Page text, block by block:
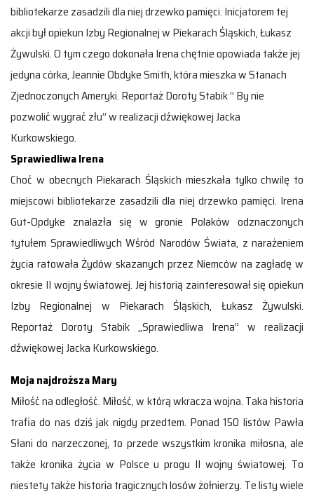
bibliotekarze zasadzili dla niej drzewko pamięci. Inicjatorem tej
akcji był opiekun Izby Regionalnej w Piekarach Śląskich, Łukasz
Żywulski. O tym czego dokonała Irena chętnie opowiada także jej
jedyna córka, Jeannie Obdyke Smith, która mieszka w Stanach
Zjednoczonych Ameryki. Reportaż Doroty Stabik ” By nie
pozwolić wygrać złu” w realizacji dźwiękowej Jacka
Kurkowskiego.
Sprawiedliwa Irena
Choć w obecnych Piekarach Śląskich mieszkała tylko chwilę to
miejscowi bibliotekarze zasadzili dla niej drzewko pamięci. Irena
Gut-Opdyke znalazła się w gronie Polaków odznaczonych
tytułem Sprawiedliwych Wśród Narodów Świata, z narażeniem
życia ratowała Żydów skazanych przez Niemców na zagładę w
okresie II wojny światowej. Jej historią zainteresował się opiekun
Izby Regionalnej w Piekarach Śląskich, Łukasz Żywulski.
Reportaż Doroty Stabik „Sprawiedliwa Irena” w realizacji
dźwiękowej Jacka Kurkowskiego.
Moja najdroższa Mary
Miłość na odległość. Miłość, w którą wkracza wojna. Taka historia
trafia do nas dziś jak nigdy przedtem. Ponad 150 listów Pawła
Słani do narzeczonej, to przede wszystkim kronika miłosna, ale
także kronika życia w Polsce u progu II wojny światowej. To
niestety także historia tragicznych losów żołnierzy. Te listy wiele